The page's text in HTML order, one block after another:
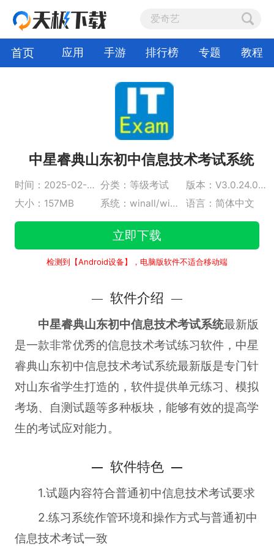
首页 应用 手游 排行榜 专题 教程
中星睿典山东初中信息技术考试系统
时间：2025-02-12 分类：等级考试
版本：V3.0.24.0101.8500
大小：157MB
系统：winall/win7/win10/win11 语言：简体中文
立即下载
检测到【Android设备】，电脑版软件不适合移动端
软件介绍
中星睿典山东初中信息技术考试系统最新版
是一款非常优秀的信息技术考试练习软件，中星
睿典山东初中信息技术考试系统最新版是专门针
对山东省学生打造的，软件提供单元练习、模拟
考场、自测试题等多种板块，能够有效的提高学
生的考试应对能力。
软件特色
1.试题内容符合普通初中信息技术考试要求
2.练习系统作管环境和操作方式与普通初中
信息技术考试一致